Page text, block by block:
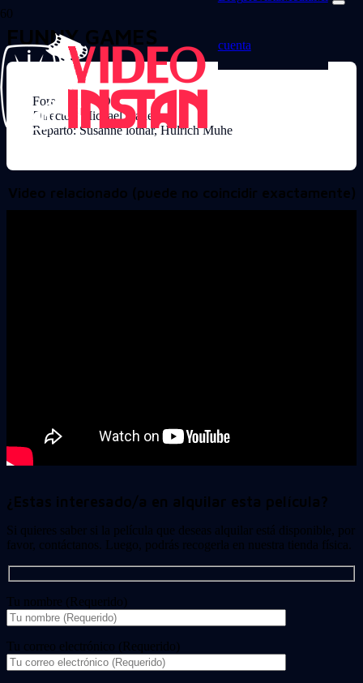
cuenta
FUNNY GAMES
Formato: DVD
Director: Michael Haneke
Reparto: Susanne lothar, Hulrich Muhe
Video relacionado (puede no coincidir exactamente)
¿Estas interesado/a en alquilar esta película?
Si quieres saber si la película que deseas alquilar está disponible, por
favor, contáctanos. Luego, podrás recogerla en nuestra tienda física.
Tu nombre (Requerido)
Tu correo electrónico (Requerido)